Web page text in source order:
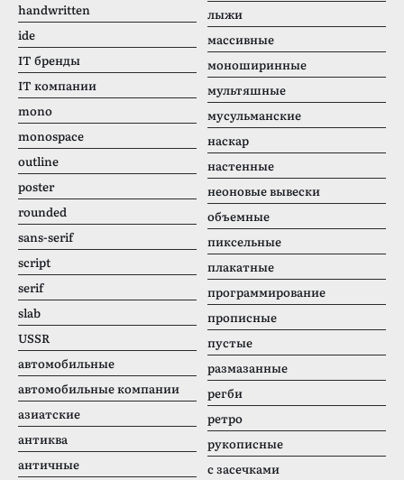
handwritten
ide
IT бренды
IT компании
mono
monospace
outline
poster
rounded
sans-serif
script
serif
slab
USSR
автомобильные
автомобильные компании
азиатские
антиква
античные
лыжи
массивные
моноширинные
мультяшные
мусульманские
наскар
настенные
неоновые вывески
объемные
пиксельные
плакатные
программирование
прописные
пустые
размазанные
регби
ретро
рукописные
с засечками